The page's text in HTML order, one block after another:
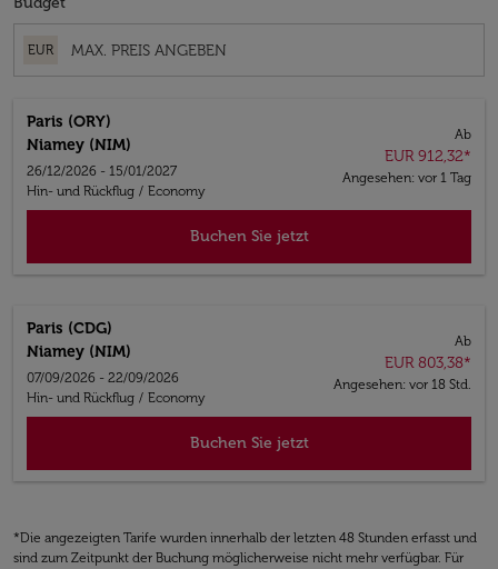
EUR
Paris (ORY)
Niamey (NIM)
26/12/2026 - 15/01/2027
Hin- und Rückflug / Economy
Ab
EUR 912,32*
Angesehen: vor 1 Tag
Buchen Sie jetzt
Paris (CDG)
Niamey (NIM)
07/09/2026 - 22/09/2026
Hin- und Rückflug / Economy
Ab
EUR 803,38*
Angesehen: vor 18 Std.
Buchen Sie jetzt
*Die angezeigten Tarife wurden innerhalb der letzten 48 Stunden erfasst und
sind zum Zeitpunkt der Buchung möglicherweise nicht mehr verfügbar. Für